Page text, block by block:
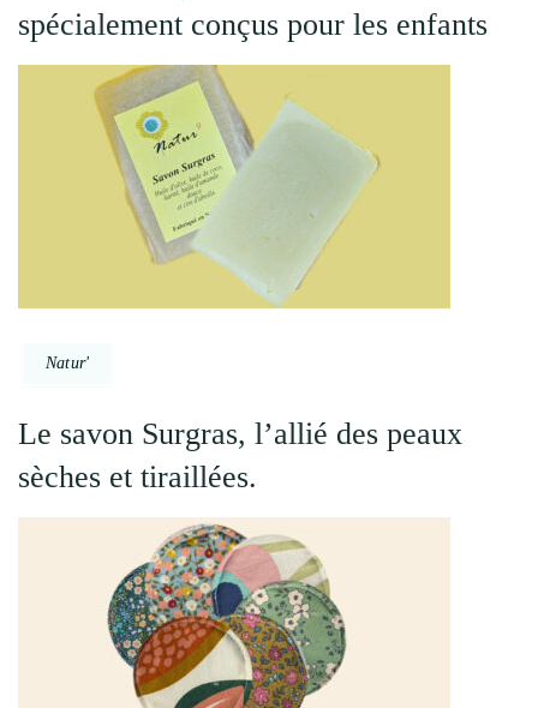
spécialement conçus pour les enfants
Natur'
Le savon Surgras, l’allié des peaux
sèches et tiraillées.